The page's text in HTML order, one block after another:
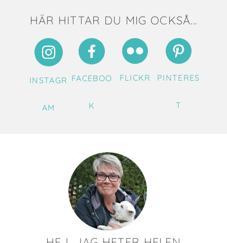
HÄR HITTAR DU MIG OCKSÅ...
INSTAGR
AM
FACEBOO
K
FLICKR PINTERES
T